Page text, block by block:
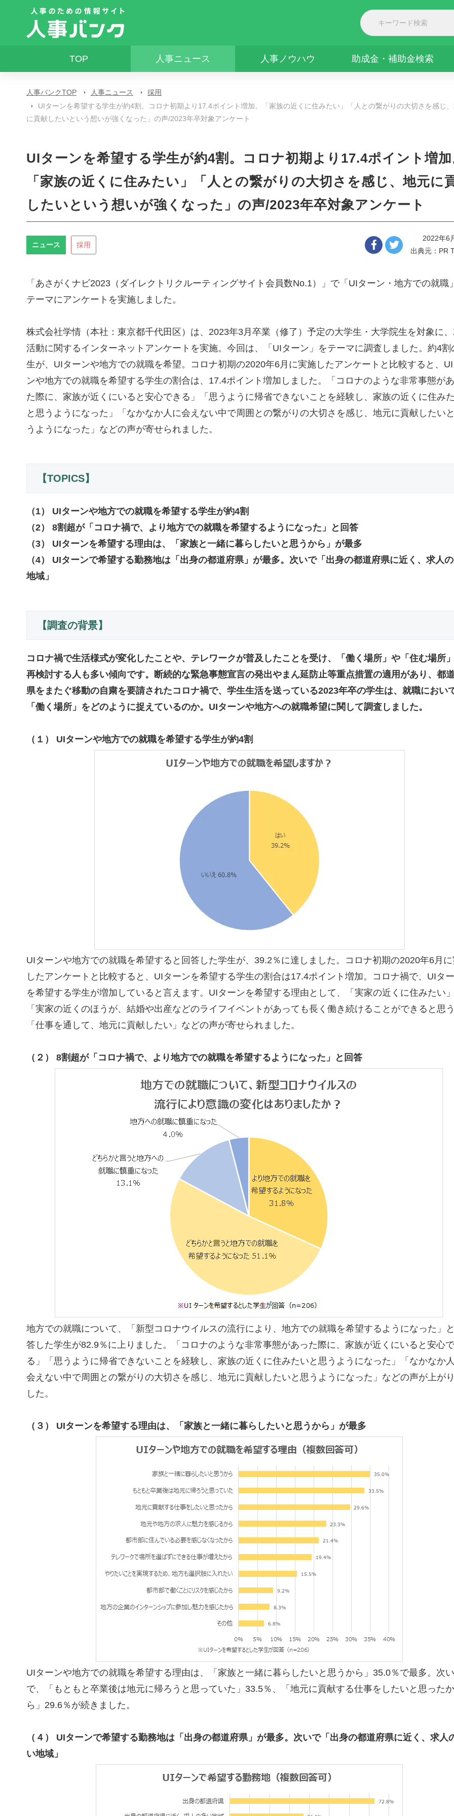
TOP 人事ニュース 人事ノウハウ 助成金・補助金検索
人事バンクTOP 人事ニュース
採用
UIターンを希望する学生が約4割。コロナ初期より17.4ポイント増加。「家族の近くに住みたい」「人との繋がりの大切さを感じ
に貢献したいという想いが強くなった」の声/2023年卒対象アンケート
UIターンを希望する学生が約4割。コロナ初期より17.4ポイント増
「家族の近くに住みたい」「人との繋がりの大切さを感じ、地元に
したいという想いが強くなった」の声/2023年卒対象アンケート
ニュース 採用
2022年6
出典元：PR
「あさがくナビ2023（ダイレクトリクルーティングサイト会員数No.1）」で「UIターン・地方での就職
テーマにアンケートを実施しました。
株式会社学情（本社：東京都千代田区）は、2023年3月卒業（修了）予定の大学生・大学院生を対象に
活動に関するインターネットアンケートを実施。今回は、「UIターン」をテーマに調査しました。約4割
生が、UIターンや地方での就職を希望。コロナ初期の2020年6月に実施したアンケートと比較すると、
ンや地方での就職を希望する学生の割合は、17.4ポイント増加しました。「コロナのような非常事態が
た際に、家族が近くにいると安心できる」「思うように帰省できないことを経験し、家族の近くに住み
と思うようになった」「なかなか人に会えない中で周囲との繋がりの大切さを感じ、地元に貢献したい
うようになった」などの声が寄せられました。
【TOPICS】
（1） UIターンや地方での就職を希望する学生が約4割
（2） 8割超が「コロナ禍で、より地方での就職を希望するようになった」と回答
（3） UIターンを希望する理由は、「家族と一緒に暮らしたいと思うから」が最多
（4） UIターンで希望する勤務地は「出身の都道府県」が最多。次いで「出身の都道府県に近く、求人
地域」
【調査の背景】
コロナ禍で生活様式が変化したことや、テレワークが普及したことを受け、「働く場所」や「住む場所
再検討する人も多い傾向です。断続的な緊急事態宣言の発出やまん延防止等重点措置の適用があり、都
県をまたぐ移動の自粛を要請されたコロナ禍で、学生生活を送っている2023年卒の学生は、就職におい
「働く場所」をどのように捉えているのか。UIターンや地方への就職希望に関して調査しました。
（１） UIターンや地方での就職を希望する学生が約4割
UIターンや地方での就職を希望すると回答した学生が、39.2％に達しました。コロナ初期の2020年6月
したアンケートと比較すると、UIターンを希望する学生の割合は17.4ポイント増加。コロナ禍で、UIタ
を希望する学生が増加していると言えます。UIターンを希望する理由として、「実家の近くに住みたい
「実家の近くのほうが、結婚や出産などのライフイベントがあっても長く働き続けることができると思
「仕事を通して、地元に貢献したい」などの声が寄せられました。
（２） 8割超が「コロナ禍で、より地方での就職を希望するようになった」と回答
地方での就職について、「新型コロナウイルスの流行により、地方での就職を希望するようになった」
答した学生が82.9％に上りました。「コロナのような非常事態があった際に、家族が近くにいると安心
る」「思うように帰省できないことを経験し、家族の近くに住みたいと思うようになった」「なかなか
会えない中で周囲との繋がりの大切さを感じ、地元に貢献したいと思うようになった」などの声が上が
した。
（３） UIターンを希望する理由は、「家族と一緒に暮らしたいと思うから」が最多
UIターンや地方での就職を希望する理由は、「家族と一緒に暮らしたいと思うから」35.0％で最多。次い
で、「もともと卒業後は地元に帰ろうと思っていた」33.5％、「地元に貢献する仕事をしたいと思ったか
ら」29.6％が続きました。
（４） UIターンで希望する勤務地は「出身の都道府県」が最多。次いで「出身の都道府県に近く、求人
い地域」